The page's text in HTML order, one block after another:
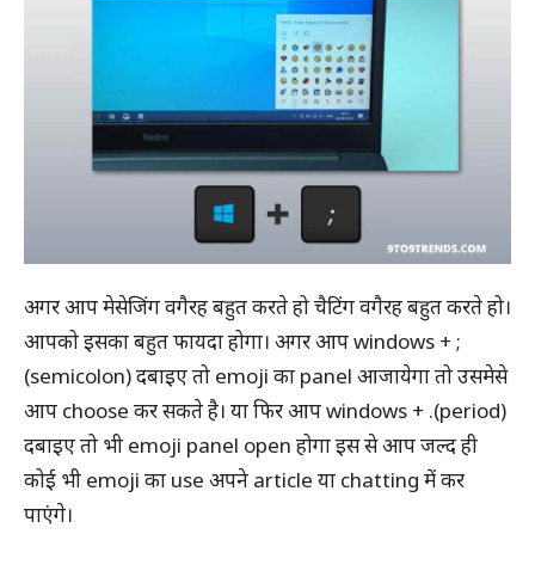
अगर आप मेसेजिंग वगैरह बहुत करते हो चैटिंग वगैरह बहुत करते हो।
आपको इसका बहुत फायदा होगा। अगर आप windows + ;
(semicolon) दबाइए तो emoji का panel आजायेगा तो उसमेसे
आप choose कर सकते है। या फिर आप windows + .(period)
दबाइए तो भी emoji panel open होगा इस से आप जल्द ही
कोई भी emoji का use अपने article या chatting में कर
पाएंगे।